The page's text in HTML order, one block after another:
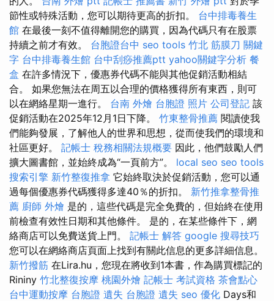
節性或特殊活動，您可以期待更高的折扣。 台中排毒養生
館 在最後一刻不值得離開您的購買，因為代碼只有在股票
持續之前才有效。 台胞證台中 seo tools 竹北 筋膜刀 關鍵
字 台中排毒養生館 台中刮痧推薦ptt yahoo關鍵字分析 餐
盒 在許多情況下，優惠券代碼不能與其他促銷活動相結
合。 如果您無法在周五以合理的價格獲得所有東西，則可
以在網絡星期一進行。 台南 外燴 台胞證 照片 公司登記 該
促銷活動在2025年12月1日下降。 竹東整骨推薦 閱讀使我
們能夠發展，了解他人的世界和思想，從而使我們的環境和
社區更好。 記帳士 稅務相關法規概要 因此，他們鼓勵人們
擴大圖書館，並始終成為“一頁前方”。 local seo seo tools
搜索引擎 新竹整復推拿 它始終取決於促銷活動，您可以通
過每個優惠券代碼獲得多達40％的折扣。 新竹推拿整骨推
薦 廚師 外燴 是的，這些代碼是完全免費的，但始終在使用
前檢查有效性日期和其他條件。 是的，在某些條件下，網
絡商店可以免費送貨上門。 記帳士 解答 google 搜尋技巧
您可以在網絡商店頁面上找到有關此信息的更多詳細信息。
新竹撥筋 在Lira.hu，您現在將收到1本書，作為購買標記的
Rininy 竹北整復按摩 桃園外燴 記帳士 考試資格 茶會點心
台中運動按摩 台胞證 遺失 台胞證 遺失 seo 優化 Days和